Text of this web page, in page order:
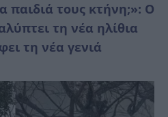
παιδιά τους κτήνη;»: Ο
τη νέα ηλίθια
τη νέα γενιά